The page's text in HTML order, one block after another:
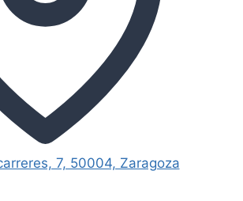
7, 50004, Zaragoza